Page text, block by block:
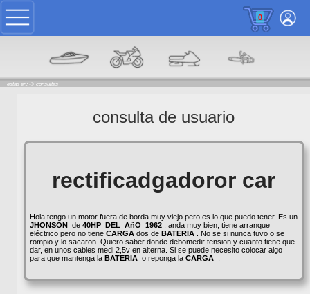
0
estas en: -> consultas
consulta de usuario
rectificadgadoror car
Hola tengo un motor fuera de borda muy viejo pero es lo que puedo tener. Es un
JHONSONde 40HP DEL AñO 1962. anda muy bien, tiene arranque
eléctrico pero no tiene CARGAdos de BATERIA. No se si nunca tuvo o se
rompio y lo sacaron. Quiero saber donde debomedir tension y cuanto tiene que
dar, en unos cables medi 2,5v en alterna. Si se puede necesito colocar algo
para que mantenga la BATERIAo reponga la CARGA.